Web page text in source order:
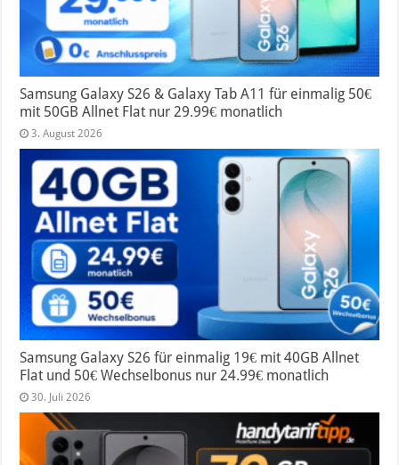
Samsung Galaxy S26 & Galaxy Tab A11 für einmalig 50€
mit 50GB Allnet Flat nur 29.99€ monatlich
3. August 2026
Samsung Galaxy S26 für einmalig 19€ mit 40GB Allnet
Flat und 50€ Wechselbonus nur 24.99€ monatlich
30. Juli 2026